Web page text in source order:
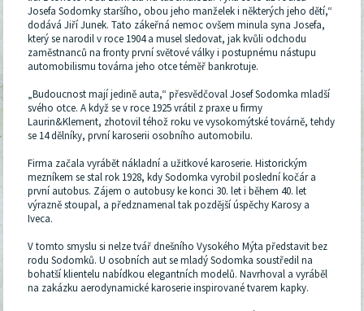
Josefa Sodomky staršího, obou jeho manželek i některých jeho dětí,“
dodává Jiří Junek. Tato zákeřná nemoc ovšem minula syna Josefa,
který se narodil v roce 1904 a musel sledovat, jak kvůli odchodu
zaměstnanců na fronty první světové války i postupnému nástupu
automobilismu továrna jeho otce téměř bankrotuje.
„Budoucnost mají jedině auta,“ přesvědčoval Josef Sodomka mladší
svého otce. A když se v roce 1925 vrátil z praxe u firmy
Laurin&Klement, zhotovil téhož roku ve vysokomýtské továrně, tehdy
se 14 dělníky, první karoserii osobního automobilu.
Firma začala vyrábět nákladní a užitkové karoserie. Historickým
mezníkem se stal rok 1928, kdy Sodomka vyrobil poslední kočár a
první autobus. Zájem o autobusy ke konci 30. let i během 40. let
výrazně stoupal, a předznamenal tak pozdější úspěchy Karosy a
Iveca.
V tomto smyslu si nelze tvář dnešního Vysokého Mýta představit bez
rodu Sodomků. U osobních aut se mladý Sodomka soustředil na
bohatší klientelu nabídkou elegantních modelů. Navrhoval a vyráběl
na zakázku aerodynamické karoserie inspirované tvarem kapky.